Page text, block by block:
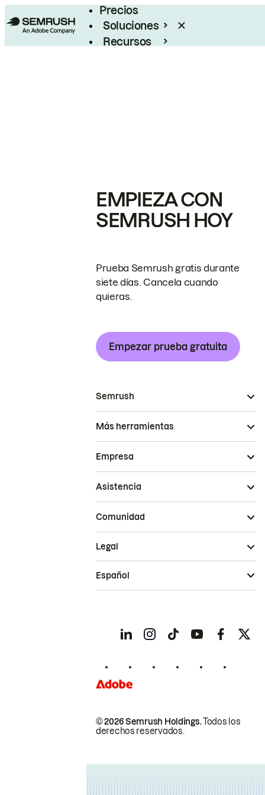
Precios
Soluciones
Recursos
EMPIEZA CON
SEMRUSH HOY
Prueba Semrush gratis durante
siete días. Cancela cuando
quieras.
Empezar prueba gratuita
Semrush
Más herramientas
Empresa
Asistencia
Comunidad
© 2026 Semrush Holdings.Todos los
derechos reservados.
Legal
Español